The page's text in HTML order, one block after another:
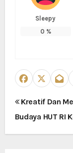
Sleepy
0 %
N
a
Kreatif Dan
Budaya HUT RI